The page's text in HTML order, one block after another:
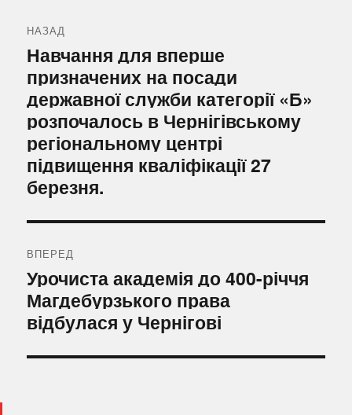
записів
НАЗАД
Попередній
запис:
Навчання для вперше
призначених на посади
державної служби категорії «Б»
розпочалось в Чернігівському
регіональному центрі
підвищення кваліфікації 27
березня.
ВПЕРЕД
Наступний
запис:
Урочиста академія до 400-річчя
Магдебурзького права
відбулася у Чернігові